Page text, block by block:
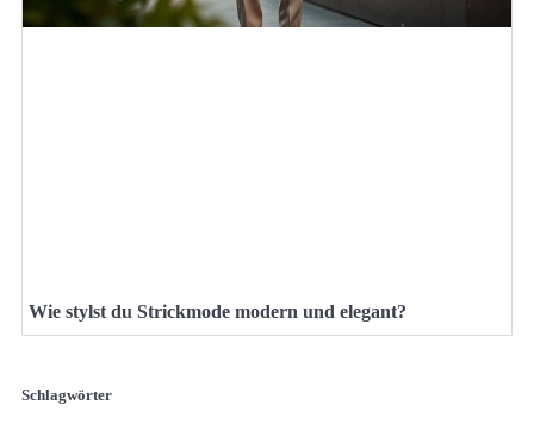
Wie stylst du Strickmode modern und elegant?
Schlagwörter